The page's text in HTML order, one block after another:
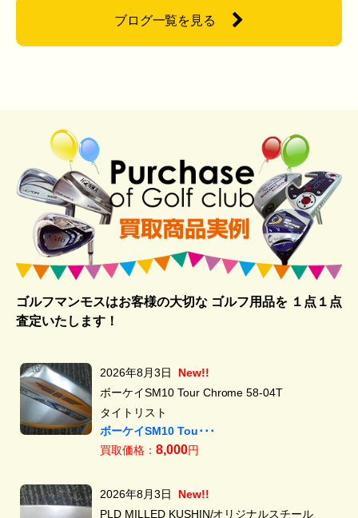
ブログ一覧を見る
ゴルフマンモスはお客様の大切な ゴルフ用品を１点１点
査定いたします！
2026年8月3日
New!!
ボーケイSM10 Tour Chrome 58-04T
タイトリスト
ボーケイSM10 Tou･･･
買取価格： 8,000円
2026年8月3日
New!!
PLD MILLED KUSHIN/オリジナルスチール